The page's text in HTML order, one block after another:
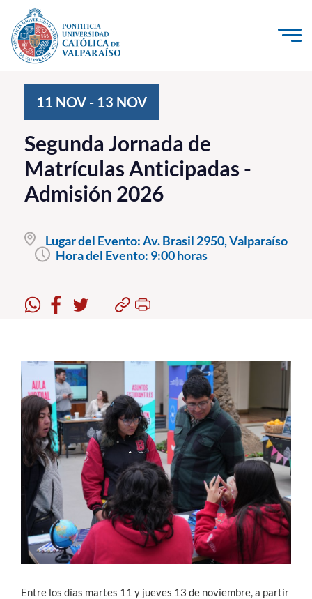
Click acá para ir directamente al contenido
Investigación, Creación e Innovación
PUCV Internacional
Vinculación con el Medio
Pregrado
Formación Continua
Académicos
Funcionarios
Alumni
English
11 NOV - 13 NOV
Segunda Jornada de
Matrículas Anticipadas -
Admisión 2026
Lugar del Evento:Av. Brasil 2950, Valparaíso
Hora del Evento: 9:00 horas
Entre los días martes 11 y jueves 13 de noviembre, a partir